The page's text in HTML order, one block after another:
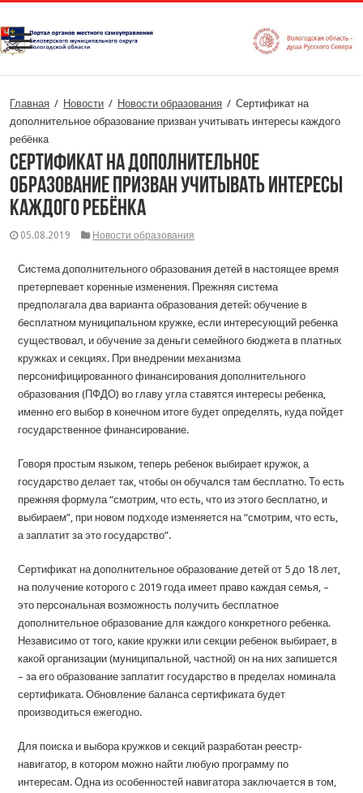
Главная / Новости / Новости образования / Сертификат на
дополнительное образование призван учитывать интересы каждого
ребёнка
Сертификат на дополнительное
образование призван учитывать интересы
каждого ребёнка
05.08.2019 Новости образования
Система дополнительного образования детей в настоящее время
претерпевает коренные изменения. Прежняя система
предполагала два варианта образования детей: обучение в
бесплатном муниципальном кружке, если интересующий ребенка
существовал, и обучение за деньги семейного бюджета в платных
кружках и секциях. При внедрении механизма
персонифицированного финансирования дополнительного
образования (ПФДО) во главу угла ставятся интересы ребенка,
именно его выбор в конечном итоге будет определять, куда пойдет
государственное финансирование.
Говоря простым языком, теперь ребенок выбирает кружок, а
государство делает так, чтобы он обучался там бесплатно. То есть
прежняя формула “смотрим, что есть, что из этого бесплатно, и
выбираем”, при новом подходе изменяется на “смотрим, что есть,
а заплатит за это государство”.
Сертификат на дополнительное образование детей от 5 до 18 лет,
на получение которого с 2019 года имеет право каждая семья, –
это персональная возможность получить бесплатное
дополнительное образование для каждого конкретного ребенка.
Независимо от того, какие кружки или секции ребенок выбирает, в
какой организации (муниципальной, частной) он на них запишется
– за его образование заплатит государство в пределах номинала
сертификата. Обновление баланса сертификата будет
производиться ежегодно.
Для поиска и выбора кружков и секций разработан реестр-
навигатор, в котором можно найти любую программу по
интересам. Одна из особенностей навигатора заключается в том,